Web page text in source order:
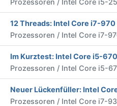
Prozessoren / Intel Core i5-
12 Threads: Intel Core i7-
Prozessoren / Intel Core i7-
Im Kurztest: Intel Core i5-
Prozessoren / Intel Core i5-
Neuer Lückenfüller: Intel
Prozessoren / Intel Core i7-